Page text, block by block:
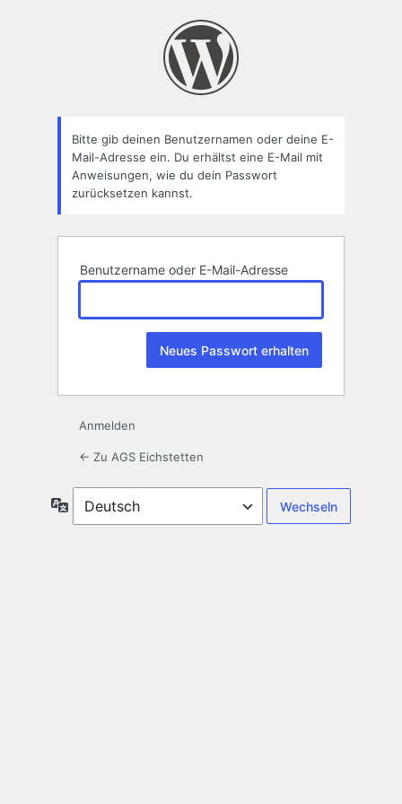
Bitte gib deinen Benutzernamen oder deine E-
Mail-Adresse ein. Du erhältst eine E-Mail mit
Anweisungen, wie du dein Passwort
zurücksetzen kannst.
Benutzername oder E-Mail-Adresse
Anmelden
← Zu AGS Eichstetten
Sprache